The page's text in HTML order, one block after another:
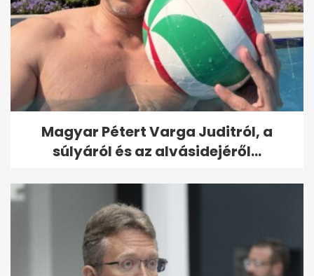
Magyar Pétert Varga Juditról, a
súlyáról és az alvásidejéről...